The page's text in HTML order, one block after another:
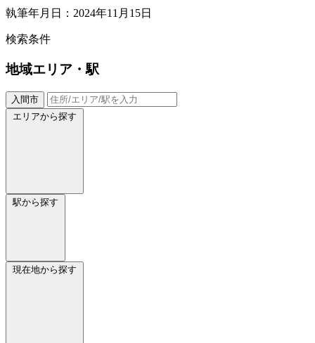
執筆年月日：2024年11月15日
検索条件
地域エリア・駅
入間市
エリアから探す
駅から探す
現在地から探す